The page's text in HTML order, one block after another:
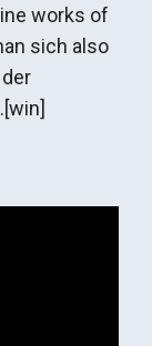
works of
sich also